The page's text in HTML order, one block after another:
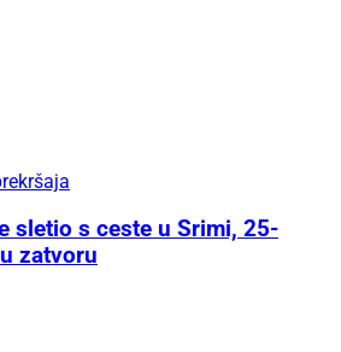
sletio s ceste u Srimi, 25-
zatvoru